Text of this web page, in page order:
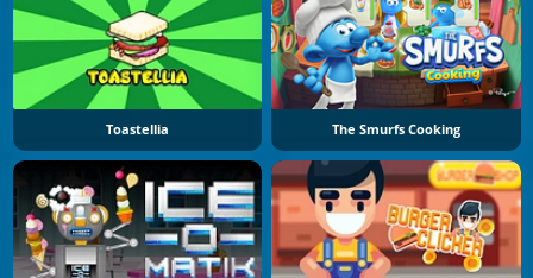
Toastellia The Smurfs Cooking